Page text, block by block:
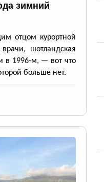
зимний
отцом курортной
шотландская
в 1996-м, — вот что
больше нет.